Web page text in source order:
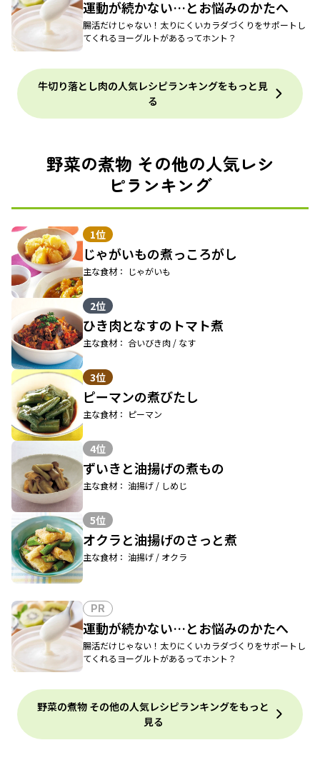
運動が続かない…とお悩みのかたへ
腸活だけじゃない！太りにくいカラダづくりをサポートし
てくれるヨーグルトがあるってホント？
牛切り落とし肉の人気レシピランキングをもっと見
る
野菜の煮物 その他の人気レシ
ピランキング
1位
じゃがいもの煮っころがし
主な食材： じゃがいも
2位
ひき肉となすのトマト煮
主な食材： 合いびき肉 / なす
3位
ピーマンの煮びたし
主な食材： ピーマン
4位
ずいきと油揚げの煮もの
主な食材： 油揚げ / しめじ
5位
オクラと油揚げのさっと煮
主な食材： 油揚げ / オクラ
PR
運動が続かない…とお悩みのかたへ
腸活だけじゃない！太りにくいカラダづくりをサポートし
てくれるヨーグルトがあるってホント？
野菜の煮物 その他の人気レシピランキングをもっと
見る